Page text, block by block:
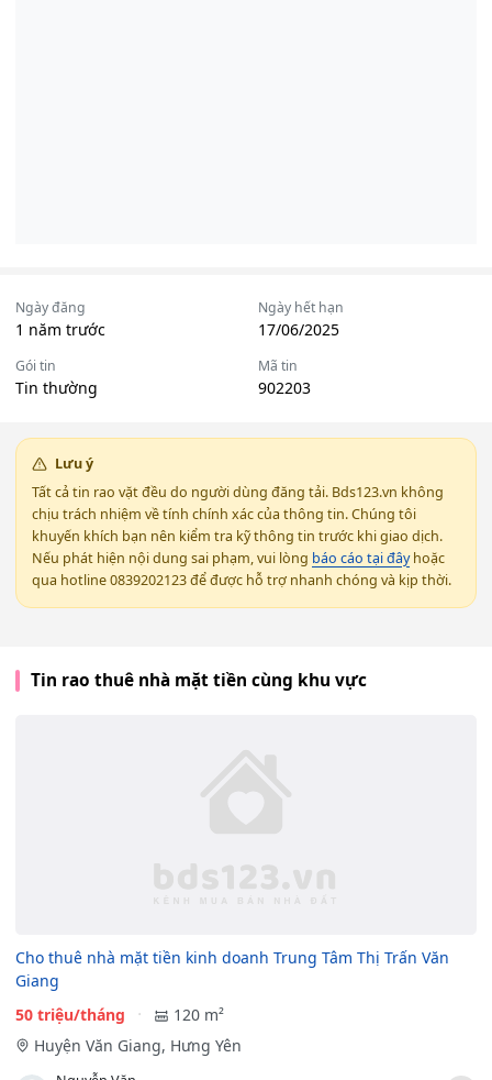
Ngày đăng
1 năm trước
Ngày hết hạn
17/06/2025
Gói tin
Tin thường
Mã tin
902203
Lưu ý
Tất cả tin rao vặt đều do người dùng đăng tải. Bds123.vn không
chịu trách nhiệm về tính chính xác của thông tin. Chúng tôi
khuyến khích bạn nên kiểm tra kỹ thông tin trước khi giao dịch.
Nếu phát hiện nội dung sai phạm, vui lòng báo cáo tại đâyhoặc
qua hotline 0839202123 để được hỗ trợ nhanh chóng và kịp thời.
Tin rao thuê nhà mặt tiền cùng khu vực
Cho thuê nhà mặt tiền kinh doanh Trung Tâm Thị Trấn Văn
Giang
50 triệu/tháng
120 m²
Huyện Văn Giang, Hưng Yên